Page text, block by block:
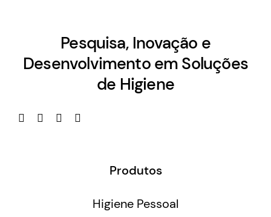
Pesquisa, Inovação e
Desenvolvimento em Soluções
de Higiene
Produtos
Higiene Pessoal